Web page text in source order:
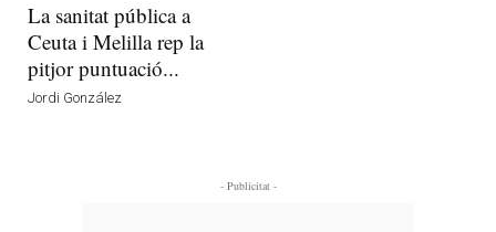
La sanitat pública a
Ceuta i Melilla rep la
pitjor puntuació...
Jordi González
- Publicitat -